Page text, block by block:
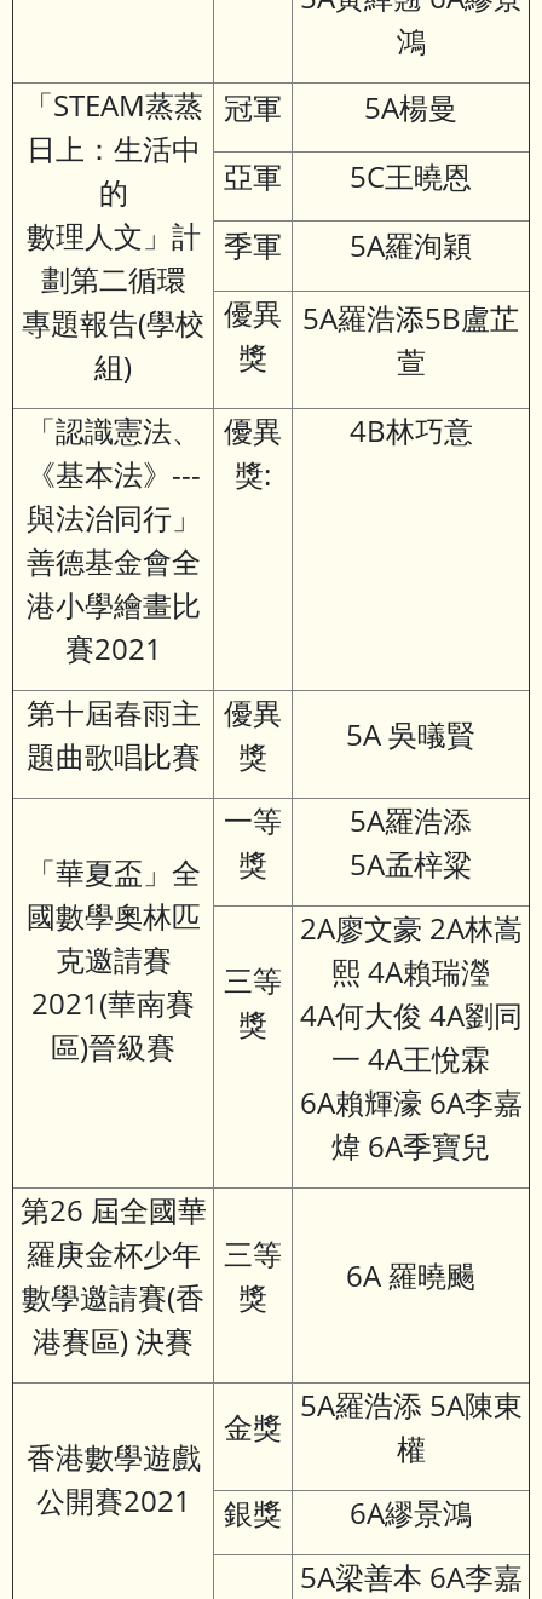
鴻
「STEAM蒸蒸
日上：生活中
的
數理人文」計
劃第二循環
專題報告(學校
組)
冠軍
5A楊曼
亞軍
5C王曉恩
季軍
5A羅洵穎
優異
獎
5A羅浩添5B盧芷
萱
「認識憲法、
《基本法》---
與法治同行」
善德基金會全
港小學繪畫比
賽2021
優異
獎:
4B林巧意
第十屆春雨主
題曲歌唱比賽
優異
獎
5A 吳㬢賢
「華夏盃」全
國數學奧林匹
克邀請賽
2021(華南賽
區)晉級賽
一等
獎
5A羅浩添
5A孟梓粱
三等
獎
2A廖文豪 2A林嵩
熙 4A賴瑞瀅
4A何大俊 4A劉同
一 4A王悅霖
6A賴輝濠 6A李嘉
煒 6A季寶兒
第26 屆全國華
羅庚金杯少年
數學邀請賽(香
港賽區) 決賽
三等
獎
6A 羅曉颺
香港數學遊戲
公開賽2021
金獎
5A羅浩添 5A陳東
權
銀獎
6A繆景鴻
5A梁善本 6A李嘉